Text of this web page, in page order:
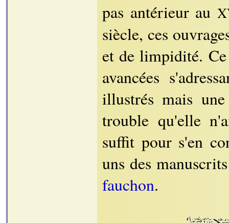
pas antérieur au
siècle, ces
et de limpidité. Ce
avancées
illustrés mais
trouble qu'elle
suffit pour s'en
uns des
fauchon.